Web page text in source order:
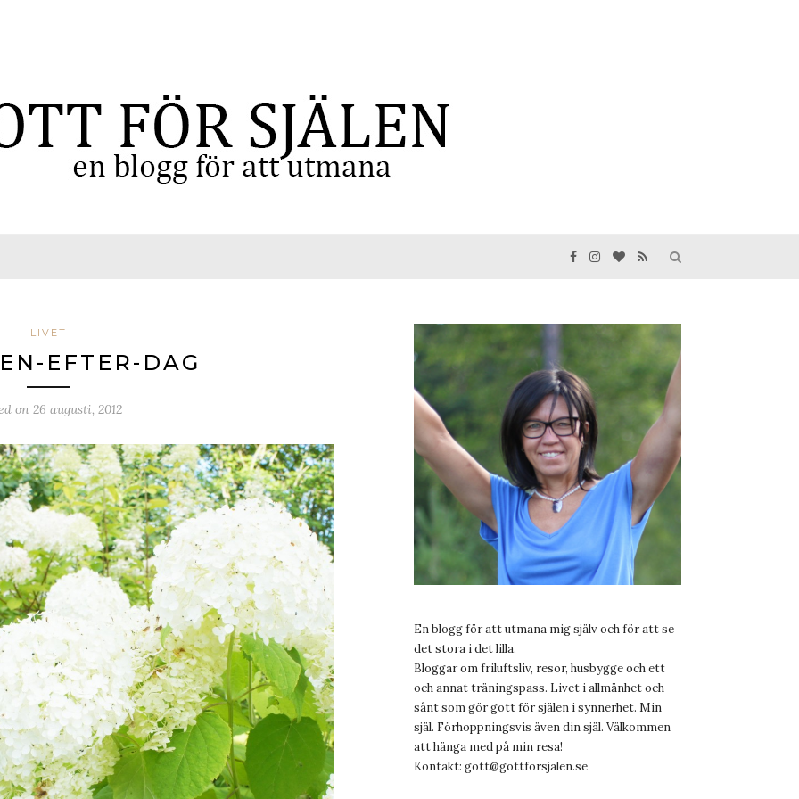
LIVET
EFTER-DAG
on 26 augusti, 2012
En blogg för att utmana mig själv och för att se
det stora i det lilla.
Bloggar om friluftsliv, resor, husbygge och ett
och annat träningspass. Livet i allmänhet och
sånt som gör gott för själen i synnerhet. Min
själ. Förhoppningsvis även din själ. Välkommen
att hänga med på min resa!
Kontakt: gott@gottforsjalen.se